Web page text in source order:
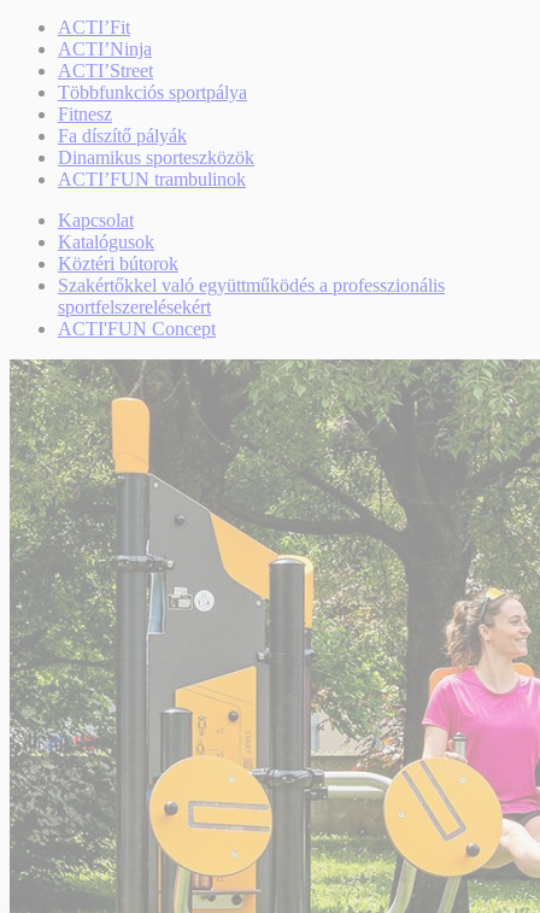
ACTI’Fit
ACTI’Ninja
ACTI’Street
Többfunkciós sportpálya
Fitnesz
Fa díszítő pályák
Dinamikus sporteszközök
ACTI’FUN trambulinok
Kapcsolat
Katalógusok
Köztéri bútorok
Szakértőkkel való együttműködés a professzionális
sportfelszerelésekért
ACTI'FUN Concept